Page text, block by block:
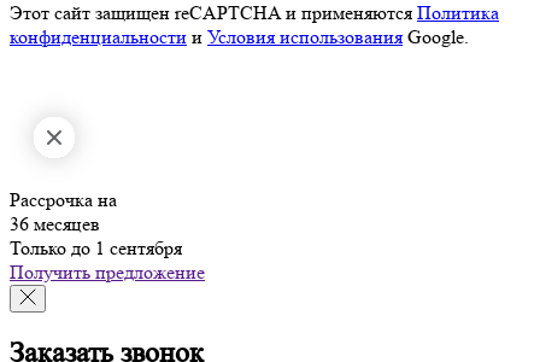
Этот сайт защищен reCAPTCHA и применяются Политика
конфиденциальности и Условия использования Google.
Рассрочка на
36 месяцев
Только до 1 сентября
Получить предложение
Заказать звонок